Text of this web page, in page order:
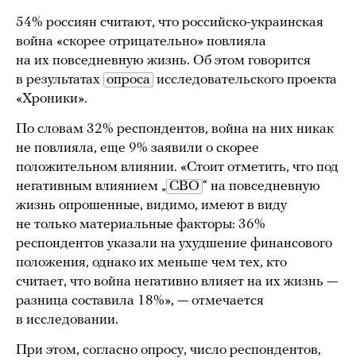
54% россиян считают, что российско-украинская
война «скорее отрицательно» повлияла
на их повседневную жизнь. Об этом говорится
в результатах опроса исследовательского проекта
«Хроники».
По словам 32% респондентов, война на них никак
не повлияла, еще 9% заявили о скорее
положительном влиянии. «Стоит отметить, что под
негативным влиянием „ СВО “ на повседневную
жизнь опрошенные, видимо, имеют в виду
не только материальные факторы: 36%
респондентов указали на ухудшение финансового
положения, однако их меньше чем тех, кто
считает, что война негативно влияет на их жизнь —
разница составила 18%», — отмечается
в исследовании.
При этом, согласно опросу, число респондентов,